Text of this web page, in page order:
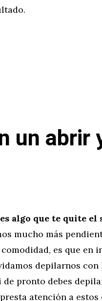
un abrir
algo que te quite el
mucho más
es que en
depilarnos con
de pronto debes
atención a estos